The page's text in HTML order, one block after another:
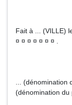
Fait à ... (VILLE)
¤ ¤ ¤ ¤ ¤ ¤ ¤ .
...
(dénomination du